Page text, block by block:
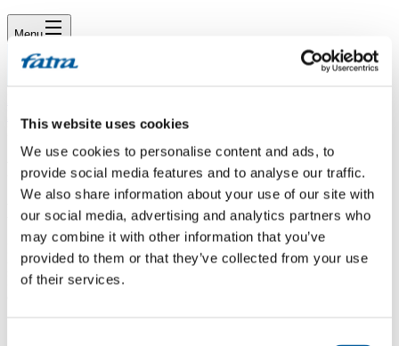
This website uses cookies
We use cookies to personalise content and ads, to
provide social media features and to analyse our traffic.
We also share information about your use of our site with
our social media, advertising and analytics partners who
may combine it with other information that you’ve
provided to them or that they’ve collected from your use
of their services.
Menu
Dotazy
Pokladka Imperio
Pokladka Imperio
Dotaz
Dobrý den, lze instalovat dílce imperio na původní laminátovou
plovoucí podlahu - nevykazuje spáry ani jiné přiznané nerovnosti?
Rád bych předešel odstraňování původní podlahy a stěrkování.